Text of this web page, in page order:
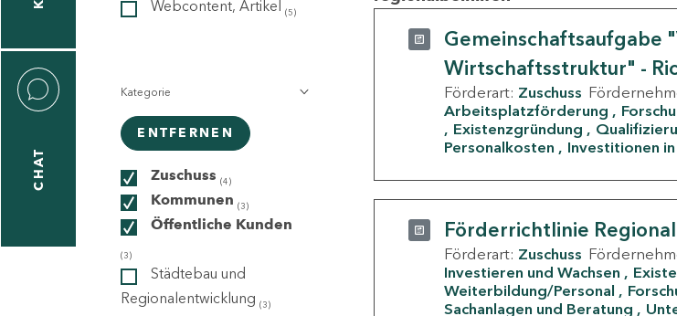
CHAT
Webcontent, Artikel (5)
Kategorie
ENTFERNEN
Zuschuss (4)
Kommunen (3)
Öffentliche Kunden
(3)
Städtebau und
Regionalentwicklung (3)
Gemeinschaftsaufgabe
Wirtschaftsstruktur" -
Förderart: Zuschuss
Arbeitsplatzförderung
Existenzgründung
Personalkosten
Investitionen
Förderrichtlinie
Förderart: Zuschuss
Investieren und Wachsen
Weiterbildung/Personal
Sachanlagen und Beratung